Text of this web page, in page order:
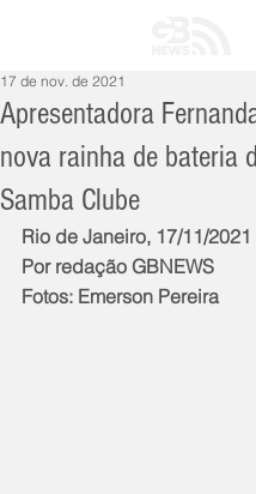
Apresentadora
nova rainha de bateria
Samba Clube
17 de nov. de 2021
Rio de Janeiro, 17/11/2021
Por redação GBNEWS
Fotos: Emerson Pereira